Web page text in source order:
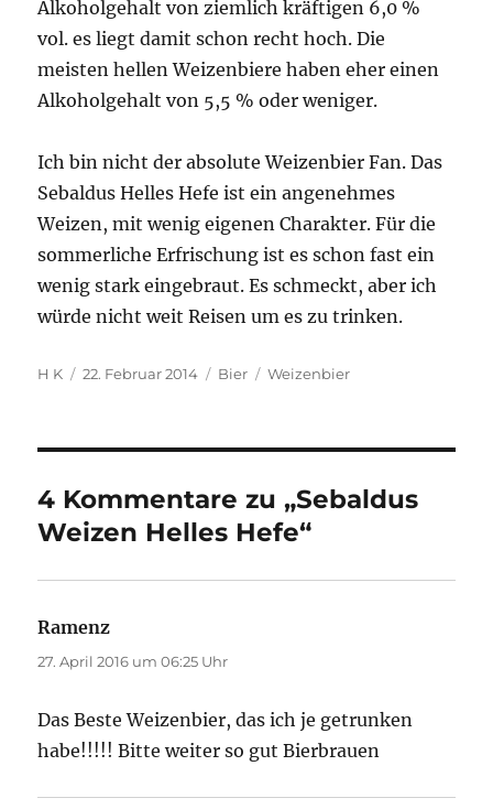
Alkoholgehalt von ziemlich kräftigen 6,0 %
vol. es liegt damit schon recht hoch. Die
meisten hellen Weizenbiere haben eher einen
Alkoholgehalt von 5,5 % oder weniger.
Ich bin nicht der absolute Weizenbier Fan. Das
Sebaldus Helles Hefe ist ein angenehmes
Weizen, mit wenig eigenen Charakter. Für die
sommerliche Erfrischung ist es schon fast ein
wenig stark eingebraut. Es schmeckt, aber ich
würde nicht weit Reisen um es zu trinken.
Autor
H K
Veröffentlicht
22. Februar 2014 Kategorien
Bier Schlagwörter
Weizenbier
4 Kommentare zu „Sebaldus
Weizen Helles Hefe“
Ramenz
27. April 2016 um 06:25 Uhr
Das Beste Weizenbier, das ich je getrunken
habe!!!!! Bitte weiter so gut Bierbrauen